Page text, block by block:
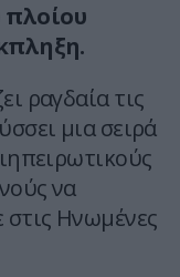
πλοίου
ραγδαία τις
μια σειρά
να
Ηνωμένες